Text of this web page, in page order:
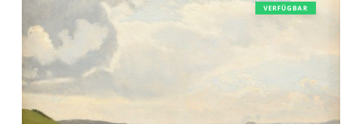
Frederikssund
VERFÜGBAR